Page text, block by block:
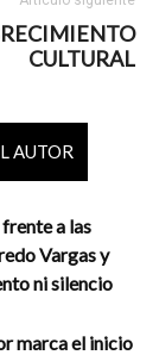
CULTURAL
AUTOR
a las
Vargas y
ni silencio
marca el inicio